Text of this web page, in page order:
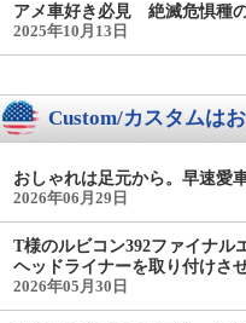
アメ車好き必見 絶滅危惧種
2025年10月13日
Custom/カスタムはお
おしゃれは足元から。早速愛
2026年06月29日
T様のルビコン392ファイナル
ヘッドライナーを取り付けさ
2026年05月30日